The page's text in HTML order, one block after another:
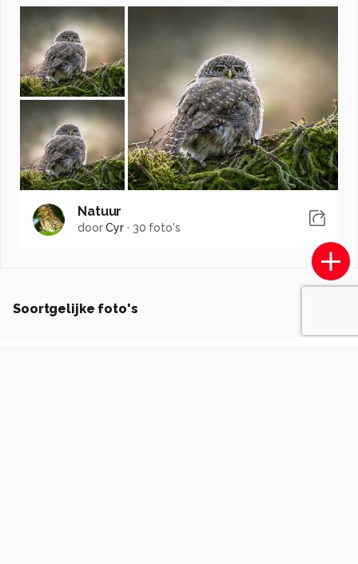
Natuur
doorCyr · 30 foto's
Soortgelijke foto's